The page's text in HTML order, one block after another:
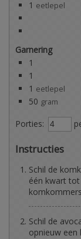
1 eetlepel
Garnering
1
1
1 eetlepel
50 gram
Porties:
Instructies
Schil de
één kwart
Schil de
opnieuw een